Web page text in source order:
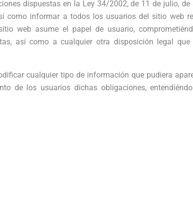
dispuestas en la Ley 34/2002, de 11 de julio, de
como informar a todos los usuarios del sitio web
web asume el papel de usuario,
así como a cualquier otra disposición legal
cualquier tipo de información que pudiera
de los usuarios dichas obligaciones,